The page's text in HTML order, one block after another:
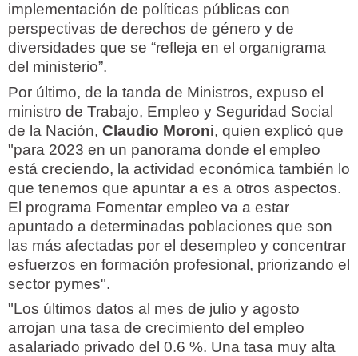
implementación de políticas públicas con
perspectivas de derechos de género y de
diversidades que se “refleja en el organigrama
del ministerio”.
Por último, de la tanda de Ministros, expuso el
ministro de Trabajo, Empleo y Seguridad Social
de la Nación, Claudio Moroni, quien explicó que
"para 2023 en un panorama donde el empleo
está creciendo, la actividad económica también lo
que tenemos que apuntar a es a otros aspectos.
El programa Fomentar empleo va a estar
apuntado a determinadas poblaciones que son
las más afectadas por el desempleo y concentrar
esfuerzos en formación profesional, priorizando el
sector pymes".
"Los últimos datos al mes de julio y agosto
arrojan una tasa de crecimiento del empleo
asalariado privado del 0.6 %. Una tasa muy alta